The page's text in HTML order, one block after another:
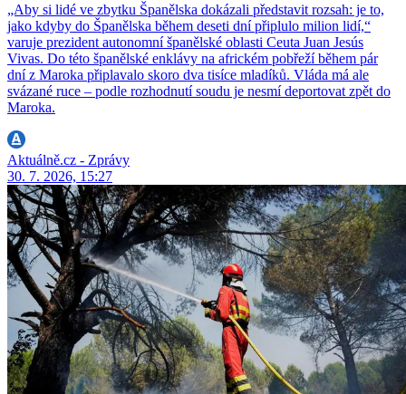
„Aby si lidé ve zbytku Španělska dokázali představit rozsah: je to,
jako kdyby do Španělska během deseti dní připlulo milion lidí,“
varuje prezident autonomní španělské oblasti Ceuta Juan Jesús
Vivas. Do této španělské enklávy na africkém pobřeží během pár
dní z Maroka připlavalo skoro dva tisíce mladíků. Vláda má ale
svázané ruce – podle rozhodnutí soudu je nesmí deportovat zpět do
Maroka.
Aktuálně.cz - Zprávy
30. 7. 2026, 15:27